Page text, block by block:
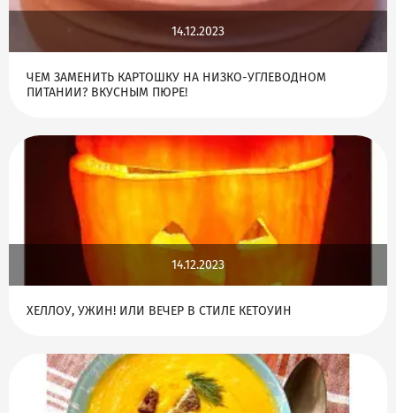
14.12.2023
ЧЕМ ЗАМЕНИТЬ КАРТОШКУ НА НИЗКО-УГЛЕВОДНОМ
ПИТАНИИ? ВКУСНЫМ ПЮРЕ!
14.12.2023
ХЕЛЛОУ, УЖИН! ИЛИ ВЕЧЕР В СТИЛЕ КЕТОУИН